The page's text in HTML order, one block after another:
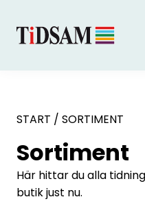
START / SORTIMENT
Sortiment
Här hittar du alla
butik just nu.